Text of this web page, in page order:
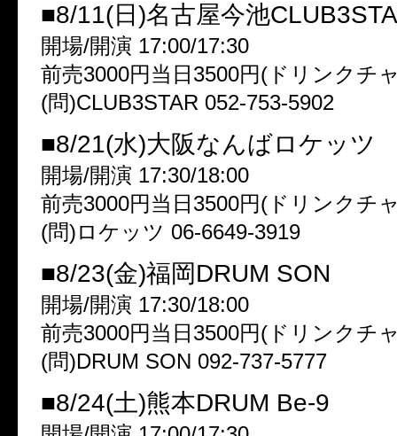
■8/11(日)名古屋今池
開場/開演 17:00/17:30
前売3000円当日3500円(ドリンクチ
(問)CLUB3STAR 052-753-5902
■8/21(水)大阪なんばロケッツ
開場/開演 17:30/18:00
前売3000円当日3500円(ドリンクチ
(問)ロケッツ 06-6649-3919
■8/23(金)福岡DRUM SON
開場/開演 17:30/18:00
前売3000円当日3500円(ドリンクチ
(問)DRUM SON 092-737-5777
■8/24(土)熊本DRUM Be-9